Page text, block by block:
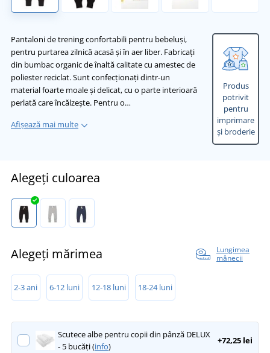
Pantaloni de trening confortabili pentru bebeluși,
pentru purtarea zilnică acasă și în aer liber. Fabricați
din bumbac organic de înaltă calitate cu amestec de
poliester reciclat. Sunt confecționați dintr-un
material foarte moale și delicat, cu o parte interioară
perlată care încălzește. Pentru o…
Afișează mai multe
Produs
potrivit
pentru
imprimare
și broderie
Alegeți culoarea
Alegeți mărimea
Lungimea
mânecii
2-3 ani 6-12 luni 12-18 luni 18-24 luni
Scutece albe pentru copii din pânză DELUX
- 5 bucăți (info)
+72,25 lei